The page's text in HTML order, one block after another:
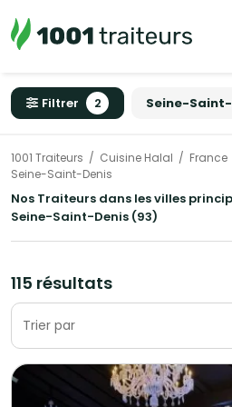
Filtrer 2 Seine-
1001 Traiteurs Cuisine Halal France
Seine-Saint-Denis
Nos Traiteurs dans les villes
Seine-Saint-Denis (93)
115 résultats
Trier par